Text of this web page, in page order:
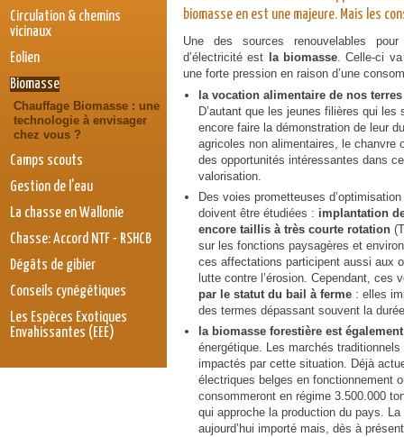
biomasse en est une majeure. Mais les
Une des sources renouvelables
d’électricité est
la biomasse. Celle-ci
une forte pression en raison d’une
a vocation alimentaire de nos
D’autant que les jeunes filières qui
encore faire la démonstration de leur
agricoles non alimentaires, le chanvre
des opportunités intéressantes dans
valorisation.
Des voies prometteuses
doivent être étudiées : implantation
encore taillis à très courte rotation
sur les fonctions paysagères et
ces affectations participent aussi aux
lutte contre l’érosion. Cependant, ces
par le statut du bail à ferme : elles
des termes dépassant souvent la
la biomasse forestière est
énergétique. Les marchés
impactés par cette situation. Déjà
électriques belges en fonctionnement
consommeront en régime 3.500.000
qui approche la production du pays.
aujourd’hui importé mais, dès à
Circulation & chemins
vicinaux
Eolien
Biomasse
Chauffage Biomasse : une
technologie à envisager
chez vous ?
Camps scouts
Gestion de l'eau
La chasse en Wallonie
Chasse: Accord NTF - RSHCB
Dégâts de gibier
Conseils cynégétiques
Les Espèces Exotiques
Envahissantes (EEE)